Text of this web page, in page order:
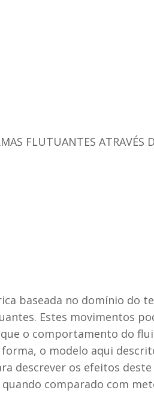
FLUTUANTES ATRAVÉS
baseada no domínio do
Estes movimentos
o comportamento do
o modelo aqui
descrever os efeitos
comparado com